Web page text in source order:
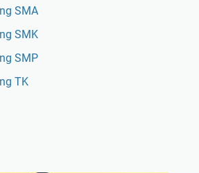
SMA
SMK
SMP
TK